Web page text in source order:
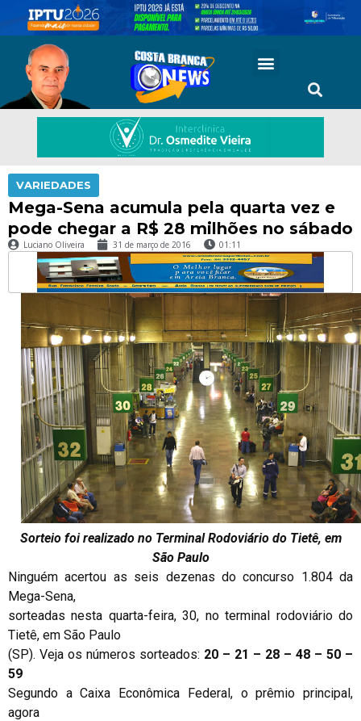
VARIEDADES
Mega-Sena acumula pela quarta vez e
pode chegar a R$ 28 milhões no sábado
Luciano Oliveira 31 de março de 2016 01:11
Sorteio foi realizado no Terminal Rodoviário do Tietê, em
São Paulo
Ninguém acertou as seis dezenas do concurso 1.804 da
Mega-Sena,
sorteadas nesta quarta-feira, 30, no terminal rodoviário do
Tietê, em São Paulo
(SP). Veja os números sorteados: 20 – 21 – 28 – 48 – 50 –
59
Segundo a Caixa Econômica Federal, o prêmio principal,
agora